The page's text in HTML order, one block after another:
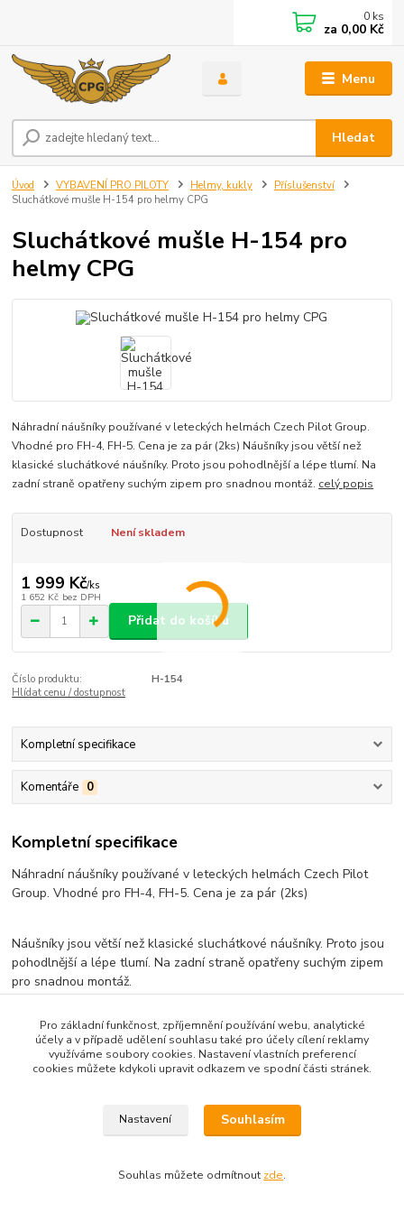
Menu
Hledat
0 ks
za 0,00 Kč
Úvod VYBAVENÍ PRO PILOTY Helmy, kukly
Příslušenství
Sluchátkové mušle H-154 pro helmy CPG
Sluchátkové mušle H-154 pro
helmy CPG
Náhradní náušníky používané v leteckých helmách Czech Pilot Group.
Vhodné pro FH-4, FH-5. Cena je za pár (2ks) Náušníky jsou větší než
klasické sluchátkové náušníky. Proto jsou pohodlnější a lépe tlumí. Na
zadní straně opatřeny suchým zipem pro snadnou montáž. celý popis
Dostupnost Není skladem
1 999 Kč/ks
1 652 Kč bez DPH
Přidat do košíku
Číslo produktu:
H-154
Hlídat cenu / dostupnost
Kompletní specifikace
Komentáře 0
Kompletní specifikace
Náhradní náušníky používané v leteckých helmách Czech Pilot
Group. Vhodné pro FH-4, FH-5. Cena je za pár (2ks)
Náušníky jsou větší než klasické sluchátkové náušníky. Proto jsou
pohodlnější a lépe tlumí. Na zadní straně opatřeny suchým zipem
pro snadnou montáž.
Zboží zařazeno v kategoriích
Pro základní funkčnost, zpříjemnění používání webu, analytické
účely a v případě udělení souhlasu také pro účely cílení reklamy
využíváme soubory cookies. Nastavení vlastních preferencí
cookies můžete kdykoli upravit odkazem ve spodní části stránek.
Nastavení Souhlasím
Souhlas můžete odmítnout zde.